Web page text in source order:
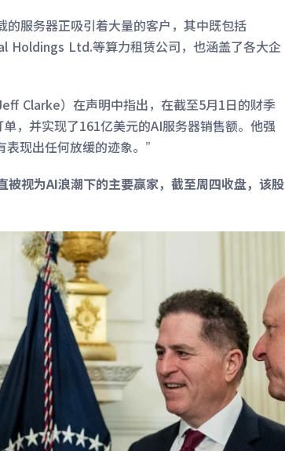
的服务器正吸引着大量的客户，其中既包括
Holdings Ltd.等算力租赁公司，也涵盖了各大企
Clarke）在声明中指出，在截至5月1日的财季
，并实现了161亿美元的AI服务器销售额。他强
现出任何放缓的迹象。”
被视为AI浪潮下的主要赢家，截至周四收盘，该股